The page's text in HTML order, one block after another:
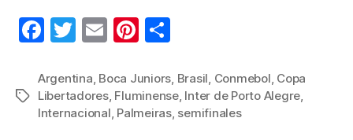
F
c
e
T
tt
er
E
ail
Pi
er
e
m
p
Etiquetas
Argentina, Boca Juniors, Brasil, Conmebol, Copa
Libertadores, Fluminense, Inter de Porto Alegre,
Internacional, Palmeiras, semifinales